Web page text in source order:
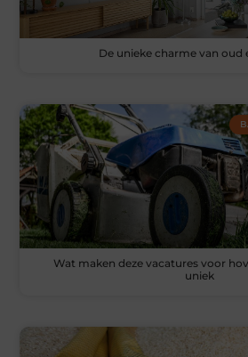
De unieke charme van oud
Wat maken deze vacatures voor
uniek